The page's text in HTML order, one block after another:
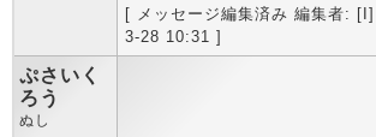
[ メッセージ編集済み 編集者:
3-28 10:31 ]
ぷさいく
ろう
ぬし